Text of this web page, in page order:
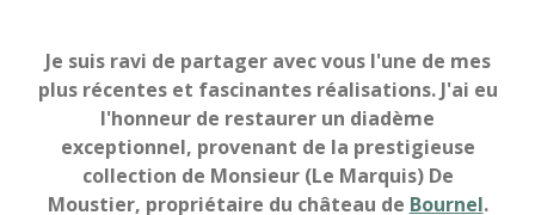
Je suis ravi de partager avec vous l'une de mes
plus récentes et fascinantes réalisations. J'ai eu
l'honneur de restaurer un diadème
exceptionnel, provenant de la prestigieuse
collection de Monsieur (Le Marquis) De
Moustier, propriétaire du château de Bournel.